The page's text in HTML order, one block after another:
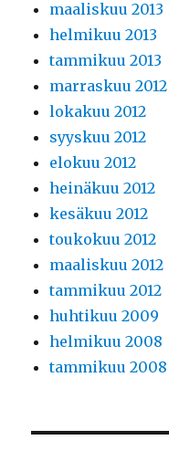
maaliskuu 2013
helmikuu 2013
tammikuu 2013
marraskuu 2012
lokakuu 2012
syyskuu 2012
elokuu 2012
heinäkuu 2012
kesäkuu 2012
toukokuu 2012
maaliskuu 2012
tammikuu 2012
huhtikuu 2009
helmikuu 2008
tammikuu 2008